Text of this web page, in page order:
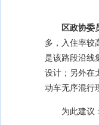
区政协委
多，入住率较
是该路段沿线
设计；另外在
动车无序混行
为此建议：